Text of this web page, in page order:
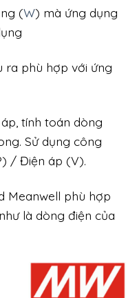
(W) mà ứng dụng
ra phù hợp với ứng
tính toán dòng
Sử dụng công
/ Điện áp (V).
Meanwell phù hợp
là dòng điện của